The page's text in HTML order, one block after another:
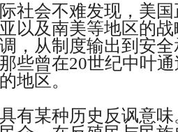
社会不难发现，美
以及南美等地区的
，从制度输出到安
些曾在20世纪中叶
地区。
有某种历史反讽意